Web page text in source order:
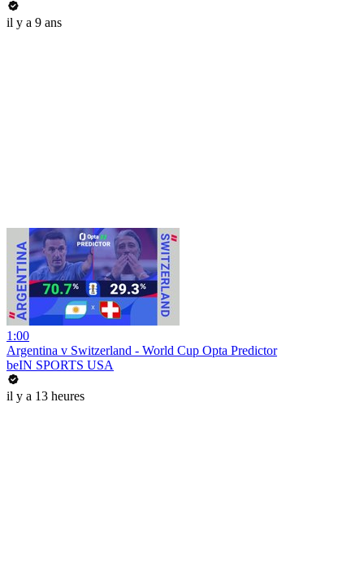
il y a 9 ans
1:00
Argentina v Switzerland - World Cup Opta Predictor
beIN SPORTS USA
il y a 13 heures